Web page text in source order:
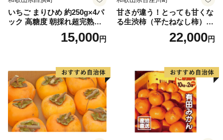
いちご まりひめ 約250g×4パ
ック 高糖度 朝採れ超完熟ま
りひめ 1月以降発送分
15,000円
甘さが違う！とっても甘くな
る生渋柿（平たねなし柿）吊
ップ付約4.5～5kg 約24～30
22,000円